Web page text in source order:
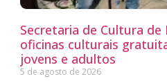
Secretaria de Cultura
oficinas culturais
jovens e adultos
5 de agosto de 2026